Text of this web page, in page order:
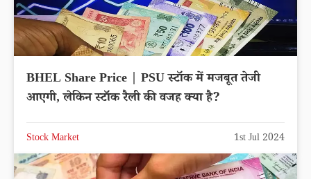
BHEL Share Price | PSU स्टॉक में मजबूत तेजी
आएगी, लेकिन स्टॉक रैली की वजह क्या है?
Stock Market 1st Jul 2024